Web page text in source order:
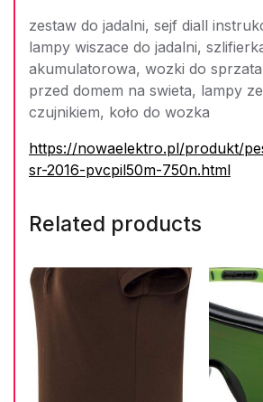
zestaw do jadalni, sejf diall
lampy wiszace do jadalni,
akumulatorowa, wozki do
przed domem na swieta, lampy
czujnikiem, koło do wozka
https://nowaelektro.pl/produkt/
sr-2016-pvcpil50m-750n.html
Related products